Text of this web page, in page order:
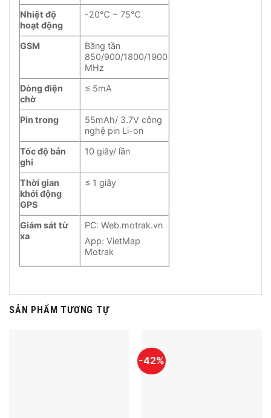
Nhiệt độ
hoạt động
-20℃ ~ 75℃
GSM
Băng tần
850/900/1800/1900
MHz
Dòng điện
chờ
≤ 5mA
Pin trong
55mAh/ 3.7V công
nghệ pin Li-on
Tốc độ bản
ghi
10 giây/ lần
Thời gian
khởi động
GPS
≤ 1 giây
Giám sát từ
xa
PC: Web.motrak.vn
App: VietMap
Motrak
SẢN PHẨM TƯƠNG TỰ
-42%